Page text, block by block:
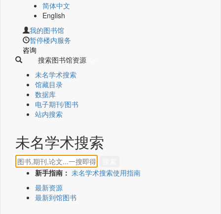
简体中文
English
我的图书馆
暂停楼内服务
咨询
搜索图书馆资源
未名学术搜索
馆藏目录
数据库
电子期刊/图书
站内搜索
未名学术搜索
新手指南： 未名学术搜索使用指南
最新资源
最新到馆图书